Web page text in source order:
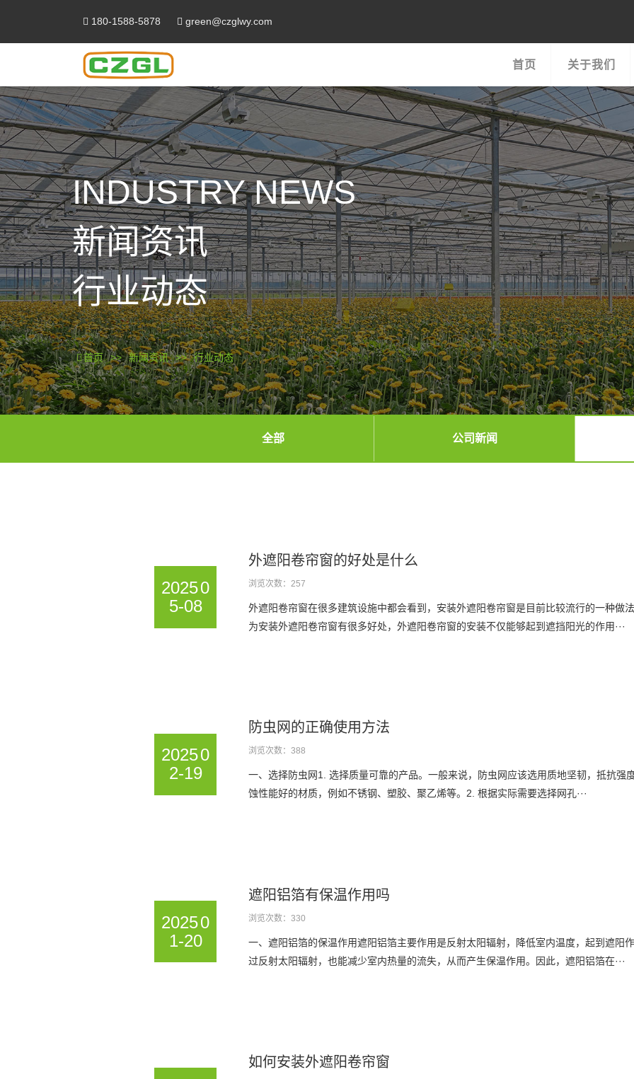
180-1588-5878 green@czglwy.com
首页 关于我们
INDUSTRY NEWS
新闻资讯
行业动态
首页 >> 新闻资讯 >> 行业动态
全部 公司新闻
20250
5-08
外遮阳卷帘窗的好处是什么
浏览次数：257
外遮阳卷帘窗在很多建筑设施中都会看到，安装外遮阳卷帘窗是目前比较流行的一种做
为安装外遮阳卷帘窗有很多好处，外遮阳卷帘窗的安装不仅能够起到遮挡阳光的作用···
20250
2-19
防虫网的正确使用方法
浏览次数：388
一、选择防虫网1. 选择质量可靠的产品。一般来说，防虫网应该选用质地坚韧，抵抗强
蚀性能好的材质，例如不锈钢、塑胶、聚乙烯等。2. 根据实际需要选择网孔···
20250
1-20
遮阳铝箔有保温作用吗
浏览次数：330
一、遮阳铝箔的保温作用遮阳铝箔主要作用是反射太阳辐射，降低室内温度，起到遮阳
过反射太阳辐射，也能减少室内热量的流失，从而产生保温作用。因此，遮阳铝箔在···
如何安装外遮阳卷帘窗